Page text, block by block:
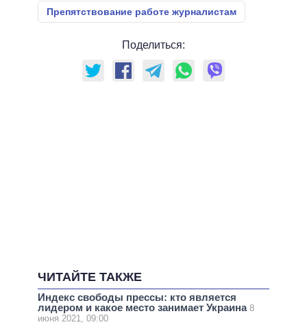
Препятствование работе журналистам
Поделиться:
ЧИТАЙТЕ ТАКЖЕ
Индекс свободы прессы: кто является
лидером и какое место занимает Украина 8
июня 2021, 09:00